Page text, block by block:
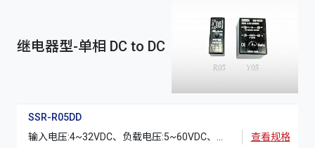
继电器型-单相 DC to DC
SSR-R05DD
查看规格